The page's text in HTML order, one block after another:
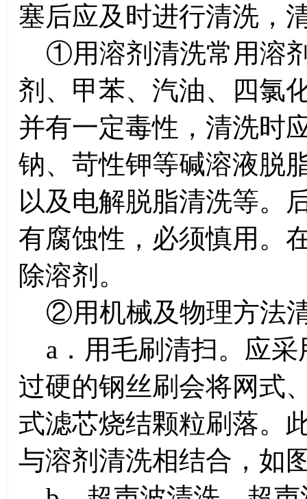
塞后应及时进行清洗，
①用溶剂清洗常用溶
剂、甲苯、汽油、四氯
并有一定毒性，清洗时
钠、苛性钾等碱溶液脱
以及电解脱脂清洗等。
有腐蚀性，必须慎用。
除溶剂。
②用机械及物理方法
a．用毛刷清扫。应采
过硬的钢丝刷会将网式
式滤芯烧结颗粒刷落。
与溶剂清洗相结合，如